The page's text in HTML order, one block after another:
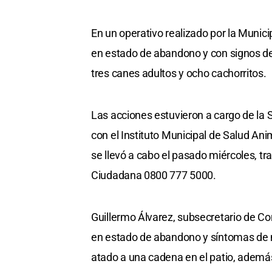
En un operativo realizado por la
en estado de abandono y con signos
tres canes adultos y ocho cachorritos.
Las acciones estuvieron a cargo de la
con el Instituto Municipal de Salud
se llevó a cabo el pasado miércoles,
Ciudadana 0800 777 5000.
Guillermo Álvarez, subsecretario de
en estado de abandono y síntomas
atado a una cadena en el patio,